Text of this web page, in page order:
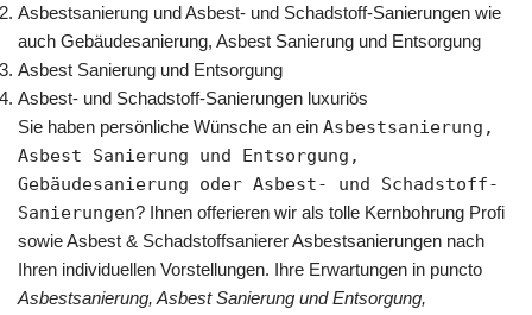
Asbestsanierung und Asbest- und Schadstoff-Sanierungen wie
auch Gebäudesanierung, Asbest Sanierung und Entsorgung
Asbest Sanierung und Entsorgung
Asbest- und Schadstoff-Sanierungen luxuriös
Sie haben persönliche Wünsche an ein Asbestsanierung,
Asbest Sanierung und Entsorgung,
Gebäudesanierung oder Asbest- und Schadstoff-
Sanierungen? Ihnen offerieren wir als tolle Kernbohrung Profi
sowie Asbest & Schadstoffsanierer Asbestsanierungen nach
Ihren individuellen Vorstellungen. Ihre Erwartungen in puncto
Asbestsanierung, Asbest Sanierung und Entsorgung,